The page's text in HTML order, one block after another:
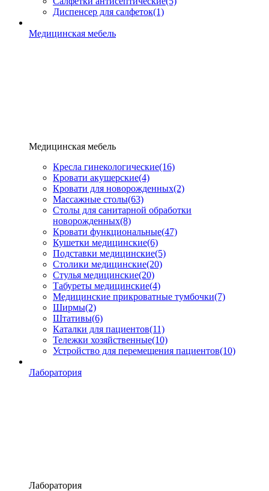
Диспенсер для салфеток(1)
Медицинская мебель
Медицинская мебель
Кресла гинекологические(16)
Кровати акушерские(4)
Кровати для новорожденных(2)
Массажные столы(63)
Столы для санитарной обработки
новорожденных(8)
Кровати функциональные(47)
Кушетки медицинские(6)
Подставки медицинские(5)
Столики медицинские(20)
Стулья медицинские(20)
Табуреты медицинские(4)
Медицинские прикроватные тумбочки(7)
Ширмы(2)
Штативы(6)
Каталки для пациентов(11)
Тележки хозяйственные(10)
Устройство для перемещения пациентов(10)
Лаборатория
Лаборатория